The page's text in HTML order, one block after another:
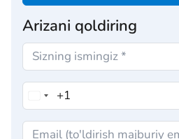
Arizani qoldiring